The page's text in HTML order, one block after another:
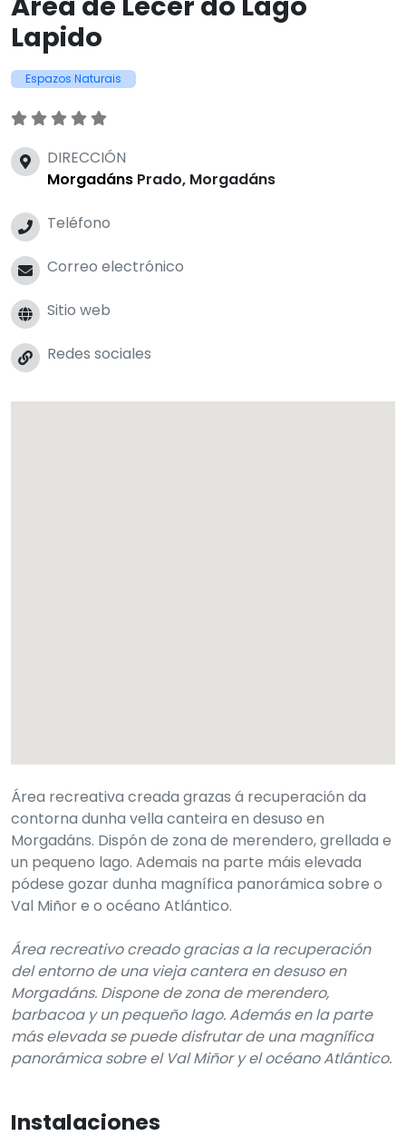
Espazos Naturais
DIRECCIÓN
Morgadáns
Teléfono
Correo electrónico
Morgadáns. Dispón de zona de merendero, grellada e
un pequeno lago. Ademais na parte máis elevada
pódese gozar dunha magnífica panorámica sobre o
Val Miñor e o océano Atlántico.
Área recreativo creado gracias a la recuperación
del entorno de una vieja cantera en desuso en
barbacoa y un pequeño lago. Además en la parte
más elevada se puede disfrutar de una magnífica
panorámica sobre el Val Miñor y el océano Atlántico.
Instalaciones